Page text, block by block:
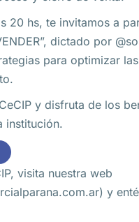
20 hs, te invitamos a
dictado por
para optimizar
y disfruta de los
institución.
visita nuestra web
y